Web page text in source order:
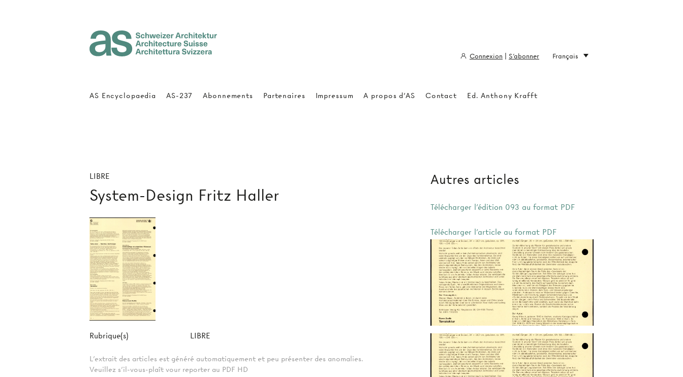
LIBRE
System-Design Fritz Haller
Rubrique(s) LIBRE
L'extrait des articles est généré automatiquement et peu présenter des anomalies.
Veuillez s'il-vous-plaît vour reporter au PDF HD
Autres articles
Télécharger l'édition 093 au format PDF
Télécharger l'article au format PDF
AS Encyclopaedia AS-237 Abonnements Partenaires Impressum A propos d'AS Contact Ed. Anthony Krafft
Connexion S'abonner Français